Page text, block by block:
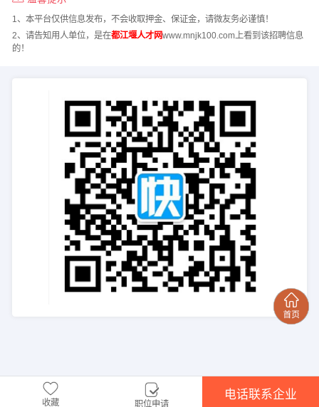
1、本平台仅供信息发布，不会收取押金、保证金，请微友务必谨慎！
2、请告知用人单位，是在都江堰人才网www.mnjk100.com上看到该招聘信息
的！
收藏 职位申请
电话联系企业